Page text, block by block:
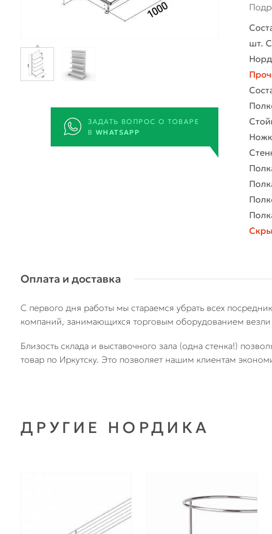
ЗАДАТЬ ВОПРОС О ТОВАРЕ
В WHATSAPP
шт.
Оплата и доставка
С первого дня работы мы стараемся убрать всех
компаний, занимающихся торговым оборудованием
Близость склада и выставочного зала (одна стенка!)
товар по Иркутску. Это позволяет нашим клиентам
ДРУГИЕ НОРДИКА